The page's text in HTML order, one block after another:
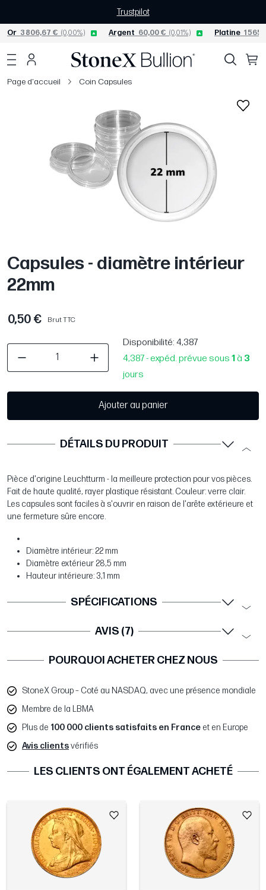
Trustpilot
Or 3 806,67 € (0,00%) Argent 60,00 € (0,01%) Platine 1
Page d'accueil Coin Capsules
Capsules - diamètre intérieur
22mm
0,50 € Brut TTC
Disponibilité: 4,387
4,387 - expéd. prévue sous 1à 3
jours
Ajouter au panier
DÉTAILS DU PRODUIT
Pièce d'origine Leuchtturm - la meilleure protection pour vos pièces.
Fait de haute qualité, rayer plastique résistant. Couleur: verre clair.
Les capsules sont faciles à s'ouvrir en raison de l'arête extérieure et
une fermeture sûre encore.
Diamètre intérieur: 22 mm
Diamètre extérieur 28,5 mm
Hauteur intérieure: 3,1 mm
SPÉCIFICATIONS
AVIS (7)
POURQUOI ACHETER CHEZ NOUS
StoneX Group – Coté au NASDAQ, avec une présence mondiale
Membre de la LBMA
Plus de 100 000 clients satisfaits en France et en Europe
Avis clientsvérifiés
LES CLIENTS ONT ÉGALEMENT ACHETÉ